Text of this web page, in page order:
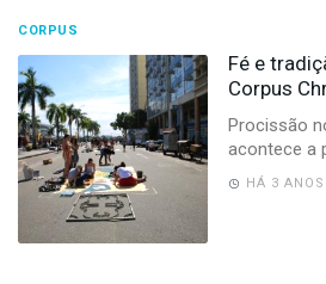
CORPUS
Fé e
Corpus
Procissão
acontece a
HÁ 3 ANOS